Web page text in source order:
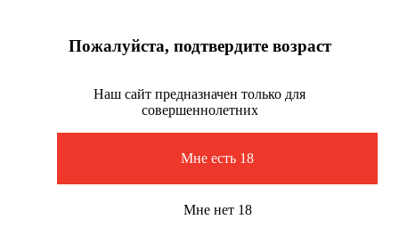
Пожалуйста, подтвердите возраст
Наш сайт предназначен только для
совершеннолетних
Мне есть 18
Мне нет 18